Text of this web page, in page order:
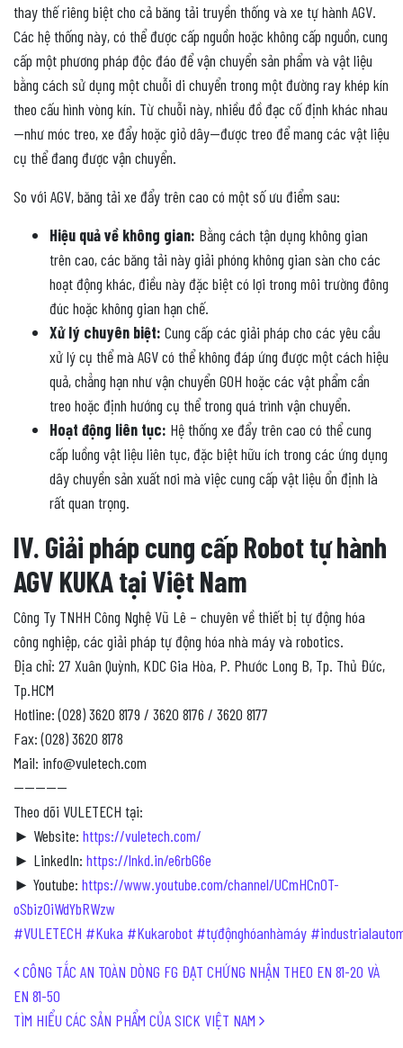
thay thế riêng biệt cho cả băng tải truyền thống và xe tự hành AGV.
Các hệ thống này, có thể được cấp nguồn hoặc không cấp nguồn, cung
cấp một phương pháp độc đáo để vận chuyển sản phẩm và vật liệu
bằng cách sử dụng một chuỗi di chuyển trong một đường ray khép kín
theo cấu hình vòng kín. Từ chuỗi này, nhiều đồ đạc cố định khác nhau
—như móc treo, xe đẩy hoặc giỏ dây—được treo để mang các vật liệu
cụ thể đang được vận chuyển.
So với AGV, băng tải xe đẩy trên cao có một số ưu điểm sau:
Hiệu quả về không gian: Bằng cách tận dụng không gian
trên cao, các băng tải này giải phóng không gian sàn cho các
hoạt động khác, điều này đặc biệt có lợi trong môi trường đông
đúc hoặc không gian hạn chế.
Xử lý chuyên biệt: Cung cấp các giải pháp cho các yêu cầu
xử lý cụ thể mà AGV có thể không đáp ứng được một cách hiệu
quả, chẳng hạn như vận chuyển GOH hoặc các vật phẩm cần
treo hoặc định hướng cụ thể trong quá trình vận chuyển.
Hoạt động liên tục: Hệ thống xe đẩy trên cao có thể cung
cấp luồng vật liệu liên tục, đặc biệt hữu ích trong các ứng dụng
dây chuyền sản xuất nơi mà việc cung cấp vật liệu ổn định là
rất quan trọng.
IV. Giải pháp cung cấp Robot tự hành
AGV KUKA tại Việt Nam
Công Ty TNHH Công Nghệ Vũ Lê – chuyên về thiết bị tự động hóa
công nghiệp, các giải pháp tự động hóa nhà máy và robotics.
Địa chỉ: 27 Xuân Quỳnh, KDC Gia Hòa, P. Phước Long B, Tp. Thủ Đức,
Tp.HCM
Hotline: (028) 3620 8179 / 3620 8176 / 3620 8177
Fax: (028) 3620 8178
Mail: info@vuletech.com
—————
Theo dõi VULETECH tại:
► Website: https://vuletech.com/
► LinkedIn: https://lnkd.in/e6rbG6e
► Youtube: https://www.youtube.com/channel/UCmHCn0T-
oSbizOiWdYbRWzw
#VULETECH #Kuka #Kukarobot #tựđộnghóanhàmáy
Post navigation
CÔNG TẮC AN TOÀN DÒNG FG ĐẠT CHỨNG NHẬN THEO EN 81-20 VÀ
EN 81-50
TÌM HIỂU CÁC SẢN PHẨM CỦA SICK VIỆT NAM